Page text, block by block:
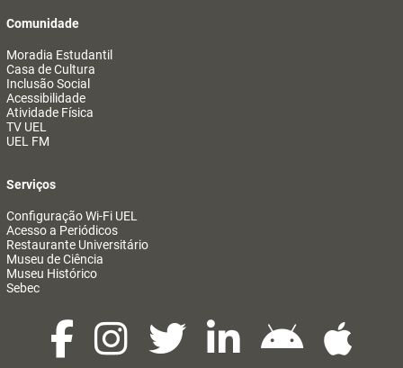
Comunidade
Moradia Estudantil
Casa de Cultura
Inclusão Social
Acessibilidade
Atividade Física
TV UEL
UEL FM
Serviços
Configuração Wi-Fi UEL
Acesso a Periódicos
Restaurante Universitário
Museu de Ciência
Museu Histórico
Sebec